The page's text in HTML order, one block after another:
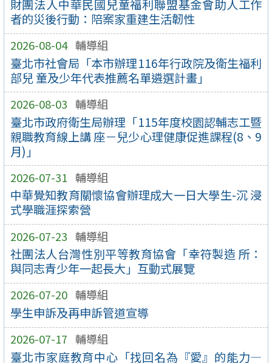
財團法人中華民國兒童福利聯盟基金會助人⼯作
者的災後行動：陪案家重建生活韌性
2026-08-04 輔導組
臺北市社會局「本市辦理116年行政院及衛生福利
部兒 童及少年代表推薦名單遴選計畫」
2026-08-03 輔導組
臺北市政府衛生局辦理「115年度校園認輔志工暨
親職教育線上講 座－兒少心理健康促進課程(8、9
月)」
2026-07-31 輔導組
中華覺知教育關懷協會辦理成大一日大學生-沉 浸
式學職涯探索營
2026-07-23 輔導組
社團法人台灣性別平等教育協會「幸符製造 所：
與同志青少年一起長大」互動式展覽
2026-07-20 輔導組
學生申訴及再申訴管道宣導
2026-07-17 輔導組
臺北市家庭教育中心「找回名為『愛』的能力—